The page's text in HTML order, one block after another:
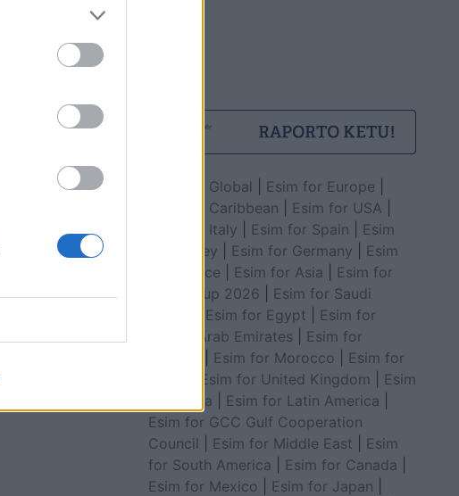
Esim for Global Esim for Europe
Esim for Caribbean
Esim for USA
Esim for Italy
Esim for Spain
Esim
for Turkey
Esim for Germany
Esim
for Greece
Esim for Asia
Esim for
World Cup 2026
Esim for Saudi
Esim for Egypt
Esim for
United Arab Emirates
Esim for
Esim for Morocco
Esim for
Esim for United Kingdom
Esim
for Africa
Esim for Latin America
Esim for GCC Gulf Cooperation
Council
Esim for Middle East
Esim
for South America
Esim for Canada
Esim for Mexico
Esim for Japan